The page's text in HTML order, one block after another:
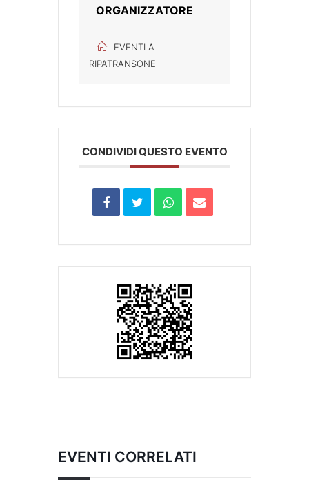
ORGANIZZATORE
EVENTI A
RIPATRANSONE
CONDIVIDI QUESTO EVENTO
EVENTI CORRELATI